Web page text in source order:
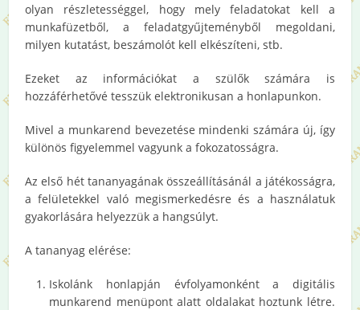
olyan részletességgel, hogy mely feladatokat kell a
munkafüzetből, a feladatgyűjteményből megoldani,
milyen kutatást, beszámolót kell elkészíteni, stb.
Ezeket az információkat a szülők számára is
hozzáférhetővé tesszük elektronikusan a honlapunkon.
Mivel a munkarend bevezetése mindenki számára új, így
különös figyelemmel vagyunk a fokozatosságra.
Az első hét tananyagának összeállításánál a játékosságra,
a felületekkel való megismerkedésre és a használatuk
gyakorlására helyezzük a hangsúlyt.
A tananyag elérése:
Iskolánk honlapján évfolyamonként a digitális
munkarend menüpont alatt oldalakat hoztunk létre.